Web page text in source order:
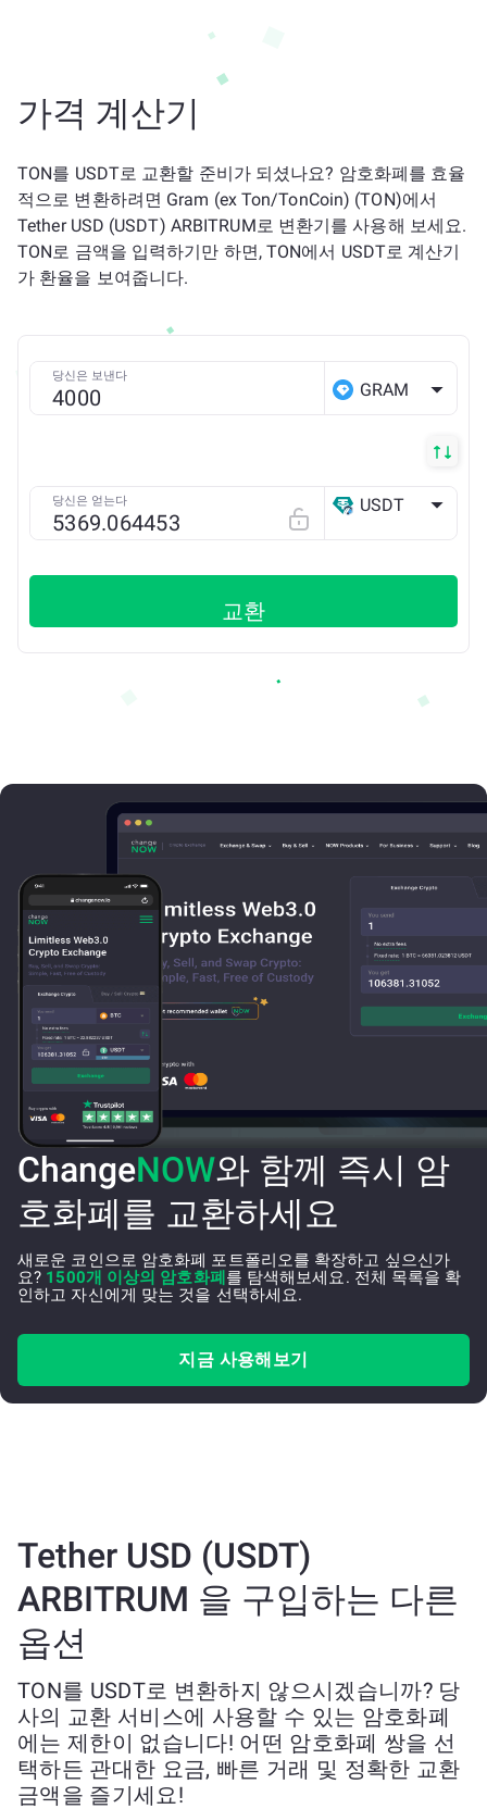
가격 계산기
TON를 USDT로 교환할 준비가 되셨나요? 암호화폐를 효율
적으로 변환하려면 Gram (ex Ton/TonCoin) (TON)에서
Tether USD (USDT) ARBITRUM로 변환기를 사용해 보세요.
TON로 금액을 입력하기만 하면, TON에서 USDT로 계산기
가 환율을 보여줍니다.
당신은 보낸다
GRAM
당신은 얻는다 USDT
교환
ChangeNOW와 함께 즉시 암
호화폐를 교환하세요
새로운 코인으로 암호화폐 포트폴리오를 확장하고 싶으신가
요? 1500개 이상의 암호화폐 를 탐색해보세요. 전체 목록을 확
인하고 자신에게 맞는 것을 선택하세요.
지금 사용해보기
Tether USD (USDT)
ARBITRUM 을 구입하는 다른
옵션
TON를 USDT로 변환하지 않으시겠습니까? 당
사의 교환 서비스에 사용할 수 있는 암호화폐
에는 제한이 없습니다! 어떤 암호화폐 쌍을 선
택하든 관대한 요금, 빠른 거래 및 정확한 교환
금액을 즐기세요!